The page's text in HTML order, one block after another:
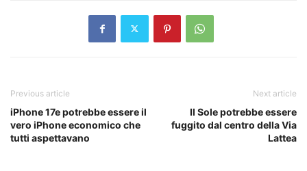
Previous article
iPhone 17e potrebbe essere il
vero iPhone economico che
tutti aspettavano
Next article
Il Sole potrebbe essere
fuggito dal centro della Via
Lattea